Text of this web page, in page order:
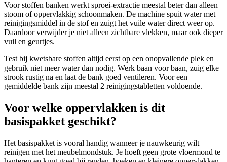
Voor stoffen banken werkt sproei-extractie meestal beter dan alleen
stoom of oppervlakkig schoonmaken. De machine spuit water met
reinigingsmiddel in de stof en zuigt het vuile water direct weer op.
Daardoor verwijder je niet alleen zichtbare vlekken, maar ook dieper
vuil en geurtjes.
Test bij kwetsbare stoffen altijd eerst op een onopvallende plek en
gebruik niet meer water dan nodig. Werk baan voor baan, zuig elke
strook rustig na en laat de bank goed ventileren. Voor een
gemiddelde bank zijn meestal 2 reinigingstabletten voldoende.
Voor welke oppervlakken is dit
basispakket geschikt?
Het basispakket is vooral handig wanneer je nauwkeurig wilt
reinigen met het meubelmondstuk. Je hoeft geen grote vloermond te